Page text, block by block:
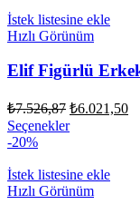
fazla
varyasyonu
Seçenekler
sayfasından
seçilebilir
İstek listesine ekle
Hızlı Görünüm
Elif Figürlü
₺7.526,87 Orijinal
fiyat:
₺6.021,50Şu
SeçeneklerBu
fazla
varyasyonu
-20%
İstek listesine ekle
Hızlı Görünüm